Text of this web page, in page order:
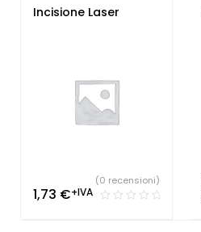
Incisione Laser
1,73 €+IVA
(0 recensioni)